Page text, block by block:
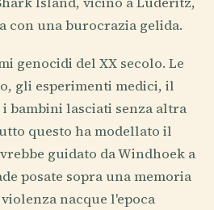
con una burocrazia gelida.
genocidi del XX secolo. Le
gli esperimenti medici, il
bambini lasciati senza altra
questo ha modellato il
guidato da Windhoek a
posate sopra una memoria
nacque l'epoca